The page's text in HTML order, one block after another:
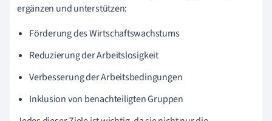
ergänzen und unterstützen:
Förderung des Wirtschaftswachstums
Reduzierung der Arbeitslosigkeit
Verbesserung der Arbeitsbedingungen
Inklusion von benachteiligten Gruppen